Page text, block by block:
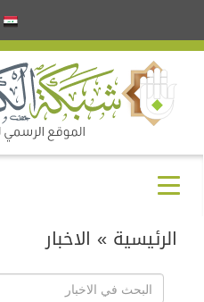
الرئيسية » الاخبار